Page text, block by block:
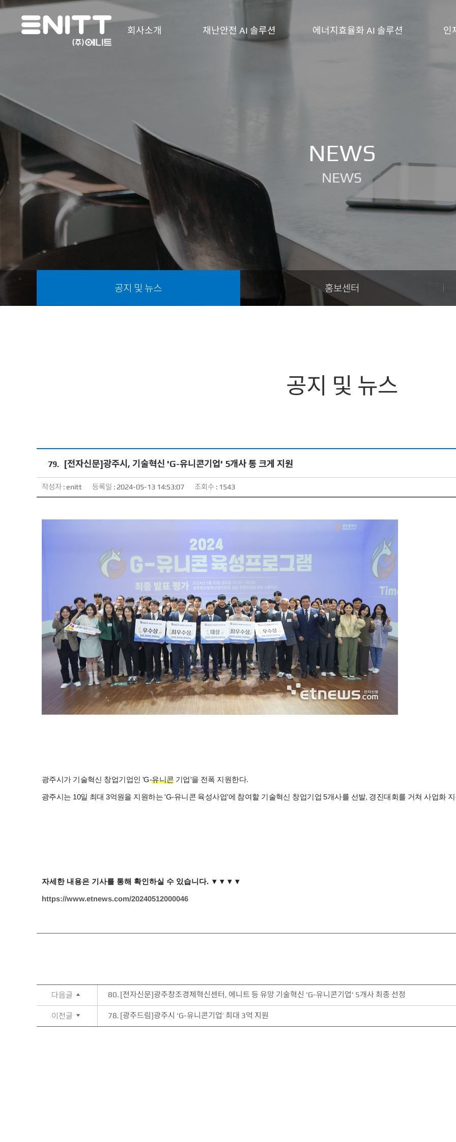
회사소개
오시는길
재난안전 AI 솔루션
On-Board AI Station
에너지효율화 AI 솔루션 인
NEWS
NEWS
공지 및 뉴스 홍보센터
공지 및 뉴스
79. [전자신문]광주시, 기술혁신 'G-유니콘기업' 5개사 통 크게 지원
작성자 :enitt 등록일 :2024-05-13 14:53:07 조회수 :1543
광주시가 기술혁신 창업기업인 'G-유니콘 기업'을 전폭 지원한다.
광주시는 10일 최대 3억원을 지원하는 'G-유니콘 육성사업'에 참여할 기술혁신 창업기업 5개사를 선발, 경진대회를 거쳐 사업화
자세한 내용은 기사를 통해 확인하실 수 있습니다. ▼ ▼ ▼ ▼
https://www.etnews.com/20240512000046
다음글 80.[전자신문]광주창조경제혁신센터, 에니트 등 유망 기술혁신 'G-유니콘기업' 5개사 최종 선정
이전글 78.[광주드림]광주시 ‘G-유니콘기업’ 최대 3억 지원